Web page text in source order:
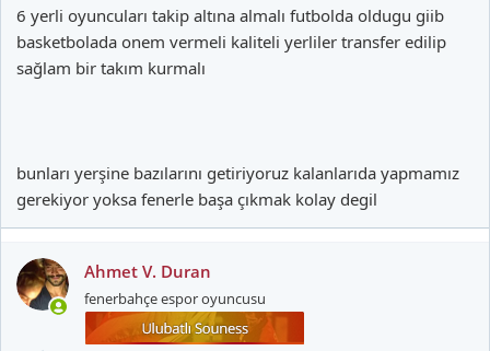
6 yerli oyuncuları takip altına almalı futbolda oldugu giib
basketbolada onem vermeli kaliteli yerliler transfer edilip
sağlam bir takım kurmalı
bunları yerşine bazılarını getiriyoruz kalanlarıda yapmamız
gerekiyor yoksa fenerle başa çıkmak kolay degil
Ahmet V. Duran
fenerbahçe espor oyuncusu